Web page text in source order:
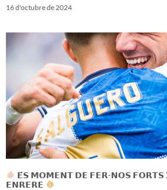
16 d'octubre de 2024
𝗘́𝗦 𝗠𝗢𝗠𝗘𝗡𝗧 𝗗𝗘 𝗙𝗘𝗥-𝗡𝗢𝗦 𝗙𝗢𝗥𝗧𝗦
𝗘𝗡𝗥𝗘𝗥𝗘